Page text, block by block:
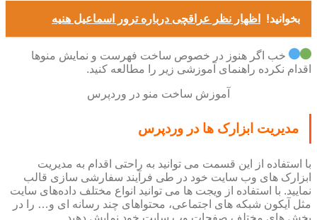
بخوانید! اظهار نظر عراقچی درباره ترور اسماعیل هنیه
خب اگر هنوز در خصوص ساخت فهرست و نمایش منوها
اقدام نکرده راهنمای آموزشی زیر را مطالعه کنید.
آموزش ساخت منو در وردپرس
مدیریت ابزارک ها در وردپرس
با استفاده از این قسمت می توانید به راحتی اقدام به مدیریت
ابزارک های وب سایت خود در طی فرآیند سفارشی سازی قالب
نمایید. با استفاده از ویجت ها می توانید انواع مختلف داده‌های سایت
مثل آیکون شبکه های اجتماعی، محتواهای چند رسانه‌ ای و… را در
بخش های مختلف صفحات وب سایت خود نمایش دهید.